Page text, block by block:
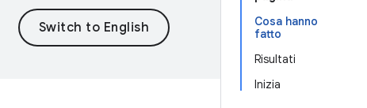
Cosa hanno
fatto
Risultati
Inizia